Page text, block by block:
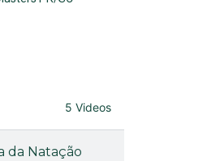
5 Videos
da Natação